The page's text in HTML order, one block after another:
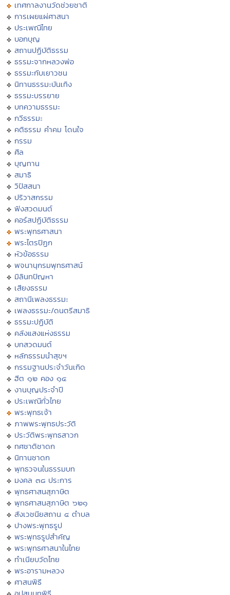
เทศกาลงานวัดช่วยชาติ
การเผยแผ่ศาสนา
ประเพณีไทย
บอกบุญ
สถานปฏิบัติธรรม
ธรรมะจากหลวงพ่อ
ธรรมะกับเยาวชน
นิทานธรรมะบันเทิง
ธรรมะบรรยาย
บทความธรรมะ
กวีธรรมะ
คติธรรม คำคม โดนใจ
กรรม
ศีล
บุญทาน
สมาธิ
วิปัสสนา
ปริวาสกรรม
ฟังสวดมนต์
คอร์สปฏิบัติธรรม
พระพุทธศาสนา
พระไตรปิฏก
หัวข้อธรรม
พจนานุกรมพุทธศาสน์
มิลินทปัญหา
เสียงธรรม
สถานีเพลงธรรมะ
เพลงธรรมะ/ดนตรีสมาธิ
ธรรมะปฏิบัติ
คลังแสงแห่งธรรม
บทสวดมนต์
หลักธรรมนำสุขฯ
กรรมฐานประจำวันเกิด
ฮีต ๑๒ คอง ๑๔
งานบุญประจำปี
ประเพณีทั่วไทย
พระพุทธเจ้า
ภาพพระพุทธประวัติ
ประวัติพระพุทธสาวก
ทศชาติชาดก
นิทานชาดก
พุทธวจนในธรรมบท
มงคล ๓๘ ประการ
พุทธศาสนสุภาษิต
พุทธศาสนสุภาษิต ๖๒๑
สังเวชนียสถาน ๔ ตำบล
ปางพระพุทธรูป
พระพุทธรูปสำคัญ
พระพุทธศาสนาในไทย
ทำเนียบวัดไทย
พระอารามหลวง
ศาสนพิธี